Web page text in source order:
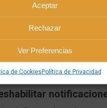
Aceptar
Rechazar
Ver Preferencias
de CookiesPolítica de Privacidad
ocurrido. Ya no
de realizar
queramos saber el